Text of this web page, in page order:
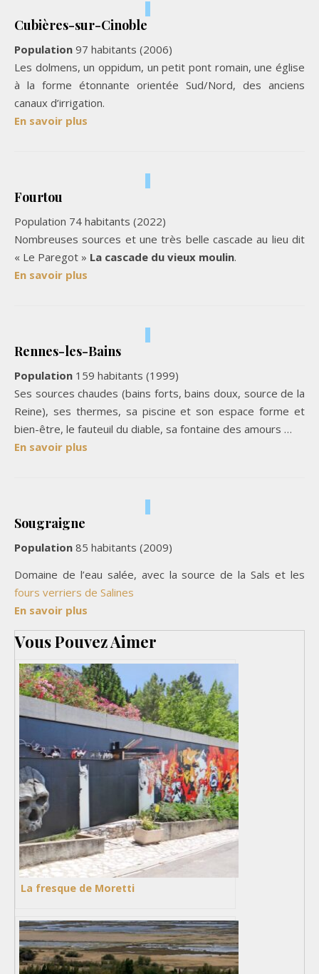
Cubières-sur-Cinoble
Population 97 habitants (2006)
Les dolmens, un oppidum, un petit pont romain, une église
à la forme étonnante orientée Sud/Nord, des anciens
canaux d’irrigation.
En savoir plus
Fourtou
Population 74 habitants (2022)
Nombreuses sources et une très belle cascade au lieu dit
« Le Paregot » La cascade du vieux moulin.
En savoir plus
Rennes-les-Bains
Population 159 habitants (1999)
Ses sources chaudes (bains forts, bains doux, source de la
Reine), ses thermes, sa piscine et son espace forme et
bien-être, le fauteuil du diable, sa fontaine des amours …
En savoir plus
Sougraigne
Population 85 habitants (2009)
Domaine de l’eau salée, avec la source de la Sals et les
fours verriers de Salines
En savoir plus
Vous Pouvez Aimer
La fresque de Moretti